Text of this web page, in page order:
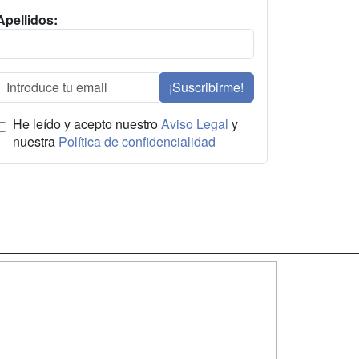
¡Suscribirme!
He leído y acepto nuestroAviso Legal y
nuestra Política de confidencialidad